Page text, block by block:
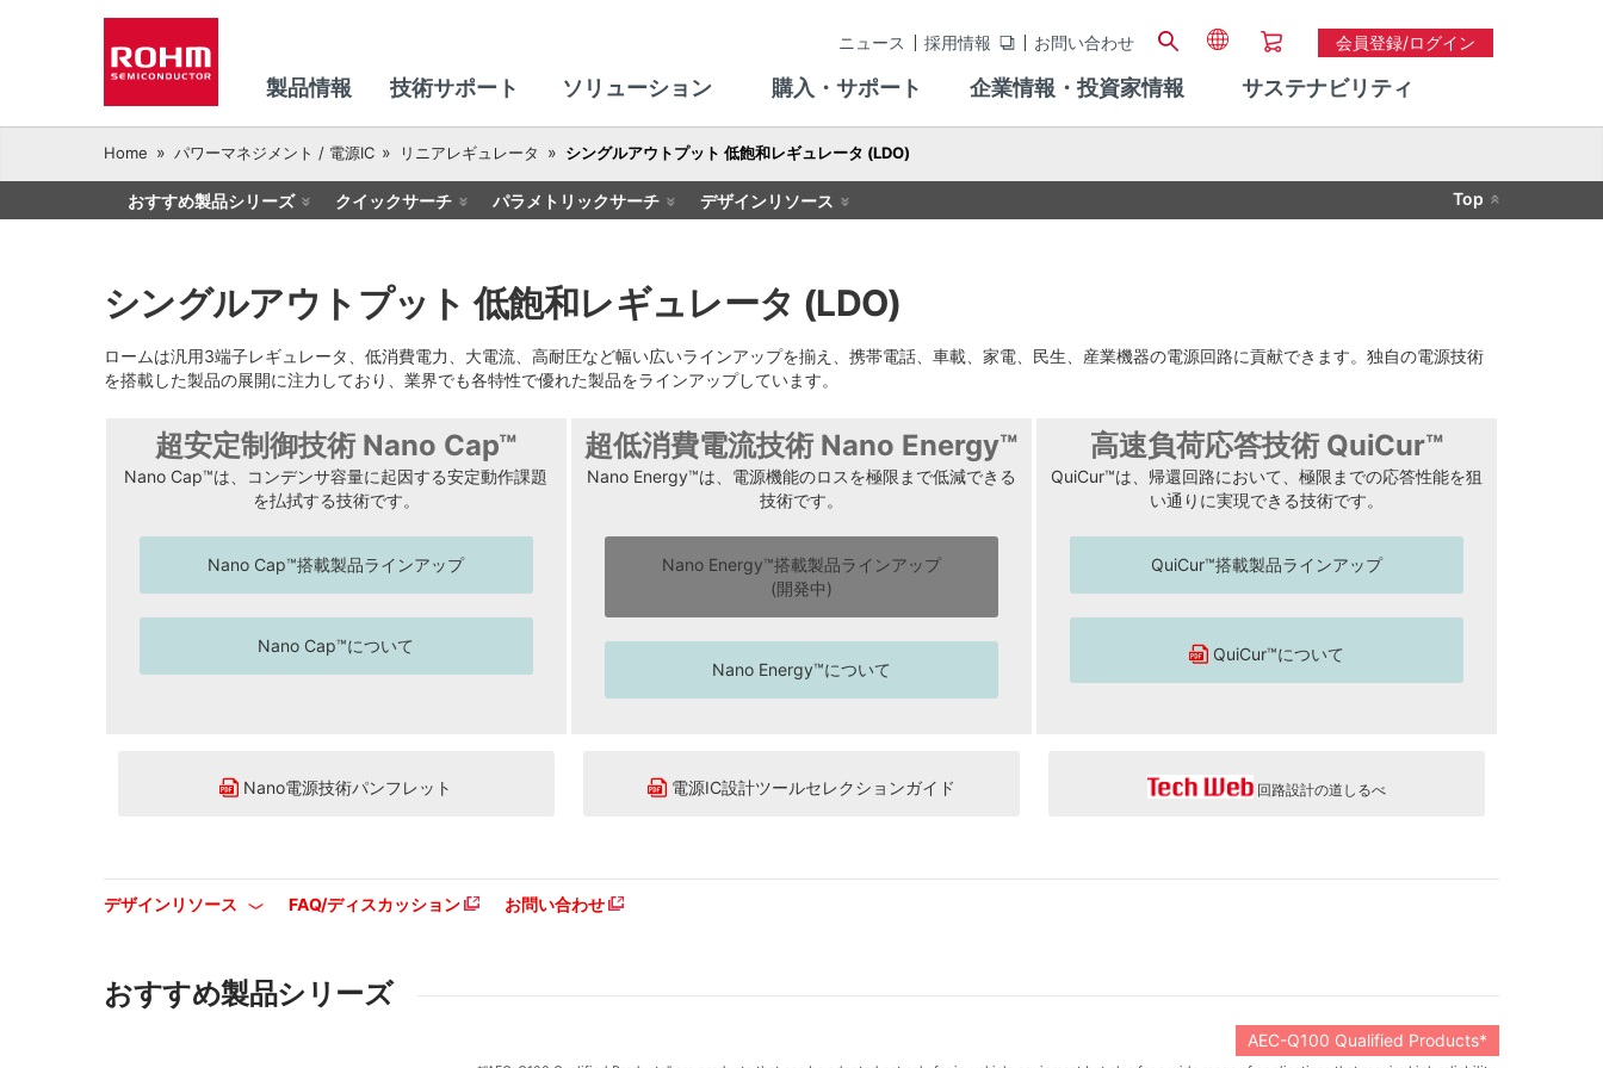
ニュース 採用情報 お問い合わせ 会員登録/ログイン
製品情報 技術サポート ソリューション 購入・サポート 企業情報・投資家情報 サステナビリティ
Home パワーマネジメント / 電源IC リニアレギュレータ シングルアウトプット 低飽和レギュレータ (LDO)
おすすめ製品シリーズ クイックサーチ パラメトリックサーチ デザインリソース Top
シングルアウトプット 低飽和レギュレータ (LDO)
ロームは汎用3端子レギュレータ、低消費電力、大電流、高耐圧など幅い広いラインアップを揃え、携帯電話、車載、家電、民生、産業機器の電源回路に貢献できます。独自の電源技術
を搭載した製品の展開に注力しており、業界でも各特性で優れた製品をラインアップしています。
超安定制御技術 Nano Cap™
Nano Cap™は、コンデンサ容量に起因する安定動作課題
を払拭する技術です。
Nano Cap™搭載製品ラインアップ
Nano Cap™について
超低消費電流技術 Nano Energy™
Nano Energy™は、電源機能のロスを極限まで低減できる
技術です。
Nano Energy™搭載製品ラインアップ
(開発中)
Nano Energy™について
高速負荷応答技術 QuiCur™
QuiCur™は、帰還回路において、極限までの応答性能を狙
い通りに実現できる技術です。
QuiCur™搭載製品ラインアップ
QuiCur™について
Nano電源技術パンフレット 電源IC設計ツールセレクションガイド 回路設計の道しるべ
デザインリソース FAQ/ディスカッション お問い合わせ
おすすめ製品シリーズ
AEC-Q100 Qualified Products*